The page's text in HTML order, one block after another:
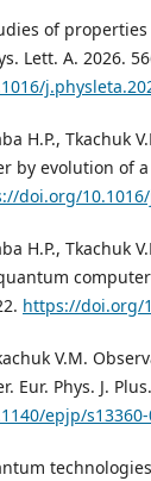
of
Lett. A. 2026.
H.P., Tkachuk
by evolution of
doi.org/
H.P., Tkachuk
https://doi.org/
V.M.
Eur. Phys. J.
epjp/s13360-